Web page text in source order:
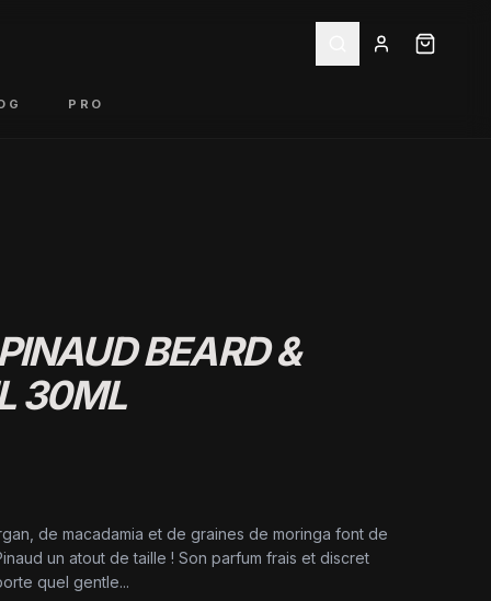
PRO
BEARD &
30ML
de macadamia et de graines de moringa font de
un atout de taille ! Son parfum frais et discret
quel gentle...